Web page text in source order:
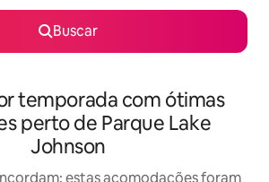
Buscar
temporada com ótimas
perto de Parque Lake
Johnson
estas acomodações foram